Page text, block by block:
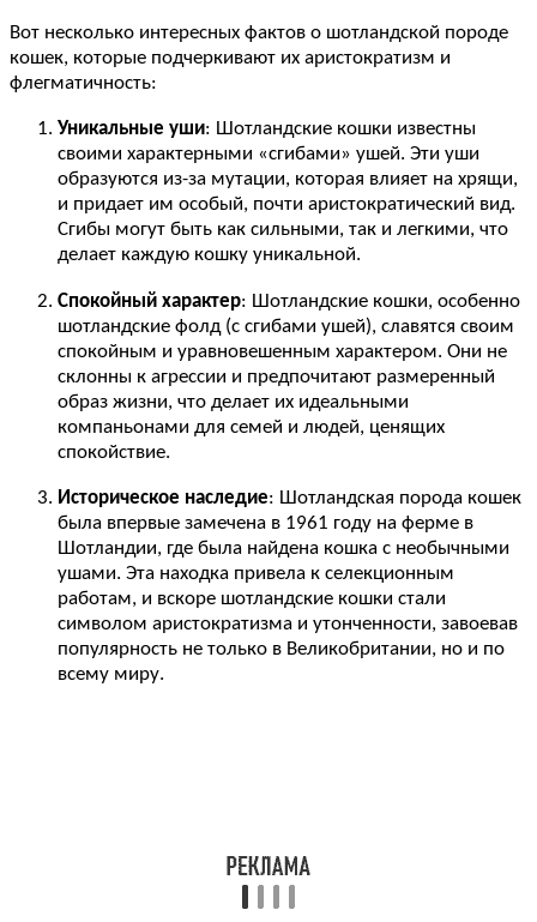
Вот несколько интересных фактов о шотландской породе
кошек, которые подчеркивают их аристократизм и
флегматичность:
Уникальные уши: Шотландские кошки известны
своими характерными «сгибами» ушей. Эти уши
образуются из-за мутации, которая влияет на хрящи,
и придает им особый, почти аристократический вид.
Сгибы могут быть как сильными, так и легкими, что
делает каждую кошку уникальной.
Спокойный характер: Шотландские кошки, особенно
шотландские фолд (с сгибами ушей), славятся своим
спокойным и уравновешенным характером. Они не
склонны к агрессии и предпочитают размеренный
образ жизни, что делает их идеальными
компаньонами для семей и людей, ценящих
спокойствие.
Историческое наследие: Шотландская порода кошек
была впервые замечена в 1961 году на ферме в
Шотландии, где была найдена кошка с необычными
ушами. Эта находка привела к селекционным
работам, и вскоре шотландские кошки стали
символом аристократизма и утонченности, завоевав
популярность не только в Великобритании, но и по
всему миру.